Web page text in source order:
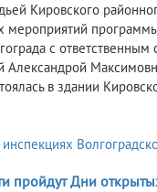
Кировского
мероприятий
с
Александрой
в здании
пройдут Дни